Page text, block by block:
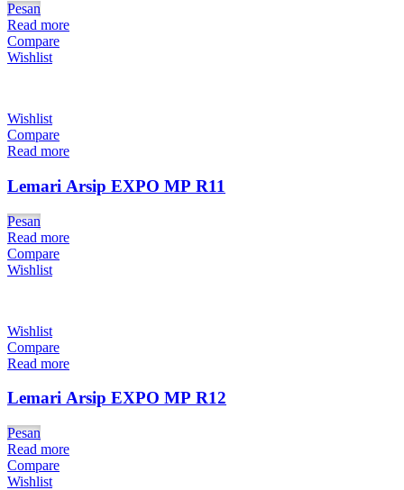
Pesan
Read more
Compare
Wishlist
Wishlist
Compare
Read more
Lemari Arsip EXPO MP R11
Pesan
Read more
Compare
Wishlist
Wishlist
Compare
Read more
Lemari Arsip EXPO MP R12
Pesan
Read more
Compare
Wishlist